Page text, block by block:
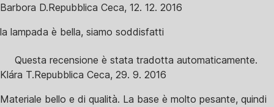
Barbora D.Repubblica Ceca, 12. 12. 2016
la lampada è bella, siamo soddisfatti
Questa recensione è stata tradotta automaticamente.
Klára T.Repubblica Ceca, 29. 9. 2016
Materiale bello e di qualità. La base è molto pesante, quindi